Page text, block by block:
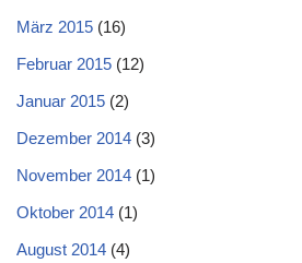
März 2015 (16)
Februar 2015 (12)
Januar 2015 (2)
Dezember 2014 (3)
November 2014 (1)
Oktober 2014 (1)
August 2014 (4)